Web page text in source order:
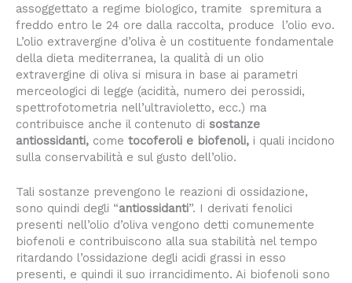
assoggettato a regime biologico, tramite spremitura a
freddo entro le 24 ore dalla raccolta, produce l’olio evo.
L’olio extravergine d’oliva è un costituente fondamentale
della dieta mediterranea, la qualità di un olio
extravergine di oliva si misura in base ai parametri
merceologici di legge (acidità, numero dei perossidi,
spettrofotometria nell’ultravioletto, ecc.) ma
contribuisce anche il contenuto di sostanze
antiossidanti, come tocoferoli e biofenoli, i quali incidono
sulla conservabilità e sul gusto dell’olio.
Tali sostanze prevengono le reazioni di ossidazione,
sono quindi degli “antiossidanti”. I derivati fenolici
presenti nell’olio d’oliva vengono detti comunemente
biofenoli e contribuiscono alla sua stabilità nel tempo
ritardando l’ossidazione degli acidi grassi in esso
presenti, e quindi il suo irrancidimento. Ai biofenoli sono